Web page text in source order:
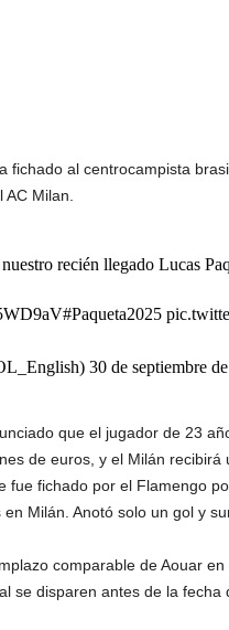
fichado al centrocampista
Milan.
recién llegado Lucas
30 de septiembre
que el jugador de 23
de euros, y el Milán
fue fichado por el Flamengo
en Milán. Anotó solo un gol y
comparable de Aouar
se disparen antes de la fecha